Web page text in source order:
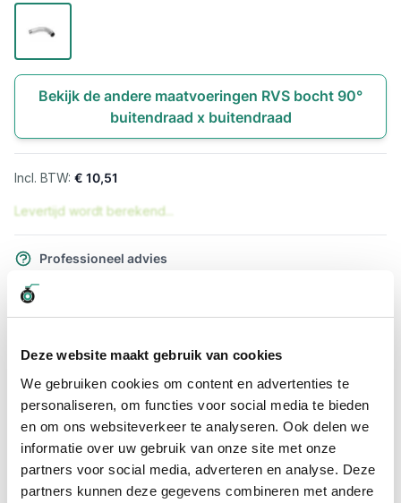
Deze website maakt gebruik van cookies
We gebruiken cookies om content en advertenties te
personaliseren, om functies voor social media te bieden
en om ons websiteverkeer te analyseren. Ook delen we
informatie over uw gebruik van onze site met onze
partners voor social media, adverteren en analyse. Deze
partners kunnen deze gegevens combineren met andere
Bekijk de andere maatvoeringen RVS bocht 90°
buitendraad x buitendraad
€ 10,51
Levertijd wordt berekend...
Professioneel advies
Snel naar
Meer informatie
Maatvoering koppeling 1/2"